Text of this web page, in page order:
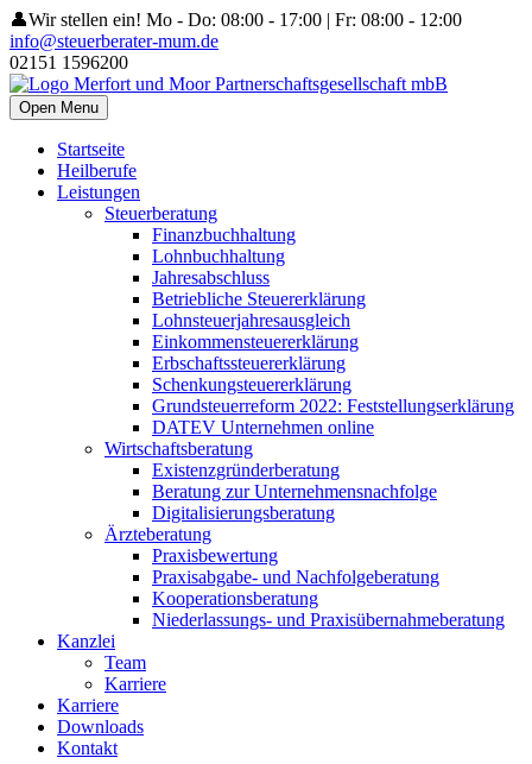
👤Wir stellen ein! Mo - Do: 08:00 - 17:00 | Fr: 08:00 - 12:00
info@steuerberater-mum.de
02151 1596200
Open Menu
Startseite
Heilberufe
Leistungen
Steuerberatung
Finanzbuchhaltung
Lohnbuchhaltung
Jahresabschluss
Betriebliche Steuererklärung
Lohnsteuerjahresausgleich
Einkommensteuererklärung
Erbschaftssteuererklärung
Schenkungsteuererklärung
Grundsteuerreform 2022: Feststellungserklärung
DATEV Unternehmen online
Wirtschaftsberatung
Existenzgründerberatung
Beratung zur Unternehmensnachfolge
Digitalisierungsberatung
Ärzteberatung
Praxisbewertung
Praxisabgabe- und Nachfolgeberatung
Kooperationsberatung
Niederlassungs- und Praxisübernahmeberatung
Kanzlei
Team
Karriere
Karriere
Downloads
Kontakt